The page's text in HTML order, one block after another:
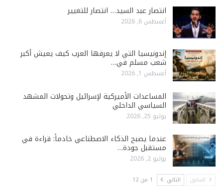
انتصار عبد السيد… انتصار للتغيير
أغسطس 6, 2026
إندونيسيا التي لا يعرفها العرب كيف يعيش أكبر
شعب مسلم في…
أغسطس 1, 2026
المساعدات الأميركية لإسرائيل وتحولات المشهد
السياسي الداخلي
يوليو 25, 2026
عندما يصبح الذكاء الاصطناعي خادماً: قراءة في
مستقبل جودة…
يوليو 2, 2026
السابق التالي 1 من 12